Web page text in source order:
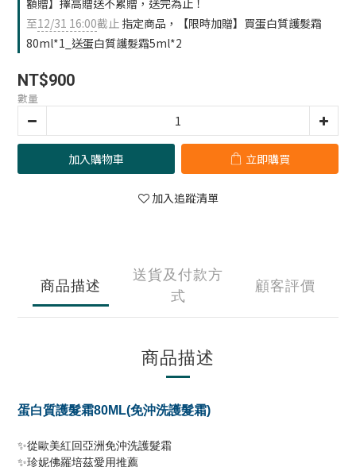
額贈】擇高贈送不累贈，送完為止！
至12/31 16:00截止 指定商品，【限時加贈】買蛋白質護髮霜
80ml*1_送蛋白質護髮霜5ml*2
NT$900
數量
加入購物車 立即購買
加入追蹤清單
商品描述
送貨及付款方
式
顧客評價
商品描述
蛋白質護髮霜80ML(免沖洗護髮霜)
✨從歐美紅回亞洲免沖洗護髮霜
✨珍妮佛羅培茲愛用推薦